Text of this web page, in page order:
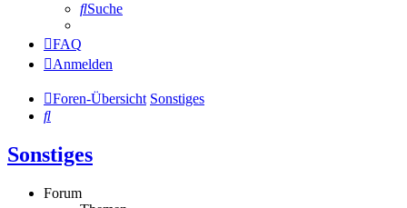
Suche
FAQ
Anmelden
Foren-Übersicht Sonstiges
Suche
Sonstiges
Forum